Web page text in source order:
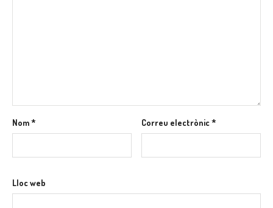
Nom* Correu electrònic*
Lloc web